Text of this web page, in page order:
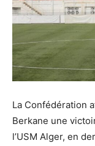
La Confédération
Berkane une
l’USM Alger, en